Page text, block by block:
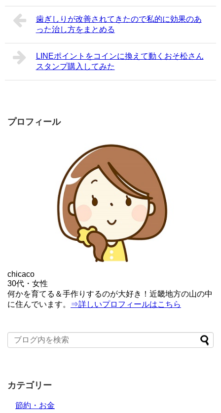
歯ぎしりが改善されてきたので私的に効果のあ
った治し方をまとめる
LINEポイントをコインに換えて動くおそ松さん
スタンプ購入してみた
プロフィール
chicaco
30代・女性
何かを育てる＆手作りするのが大好き！近畿地方の山の中
に住んでいます。
⇒詳しいプロフィールはこちら
カテゴリー
節約・お金